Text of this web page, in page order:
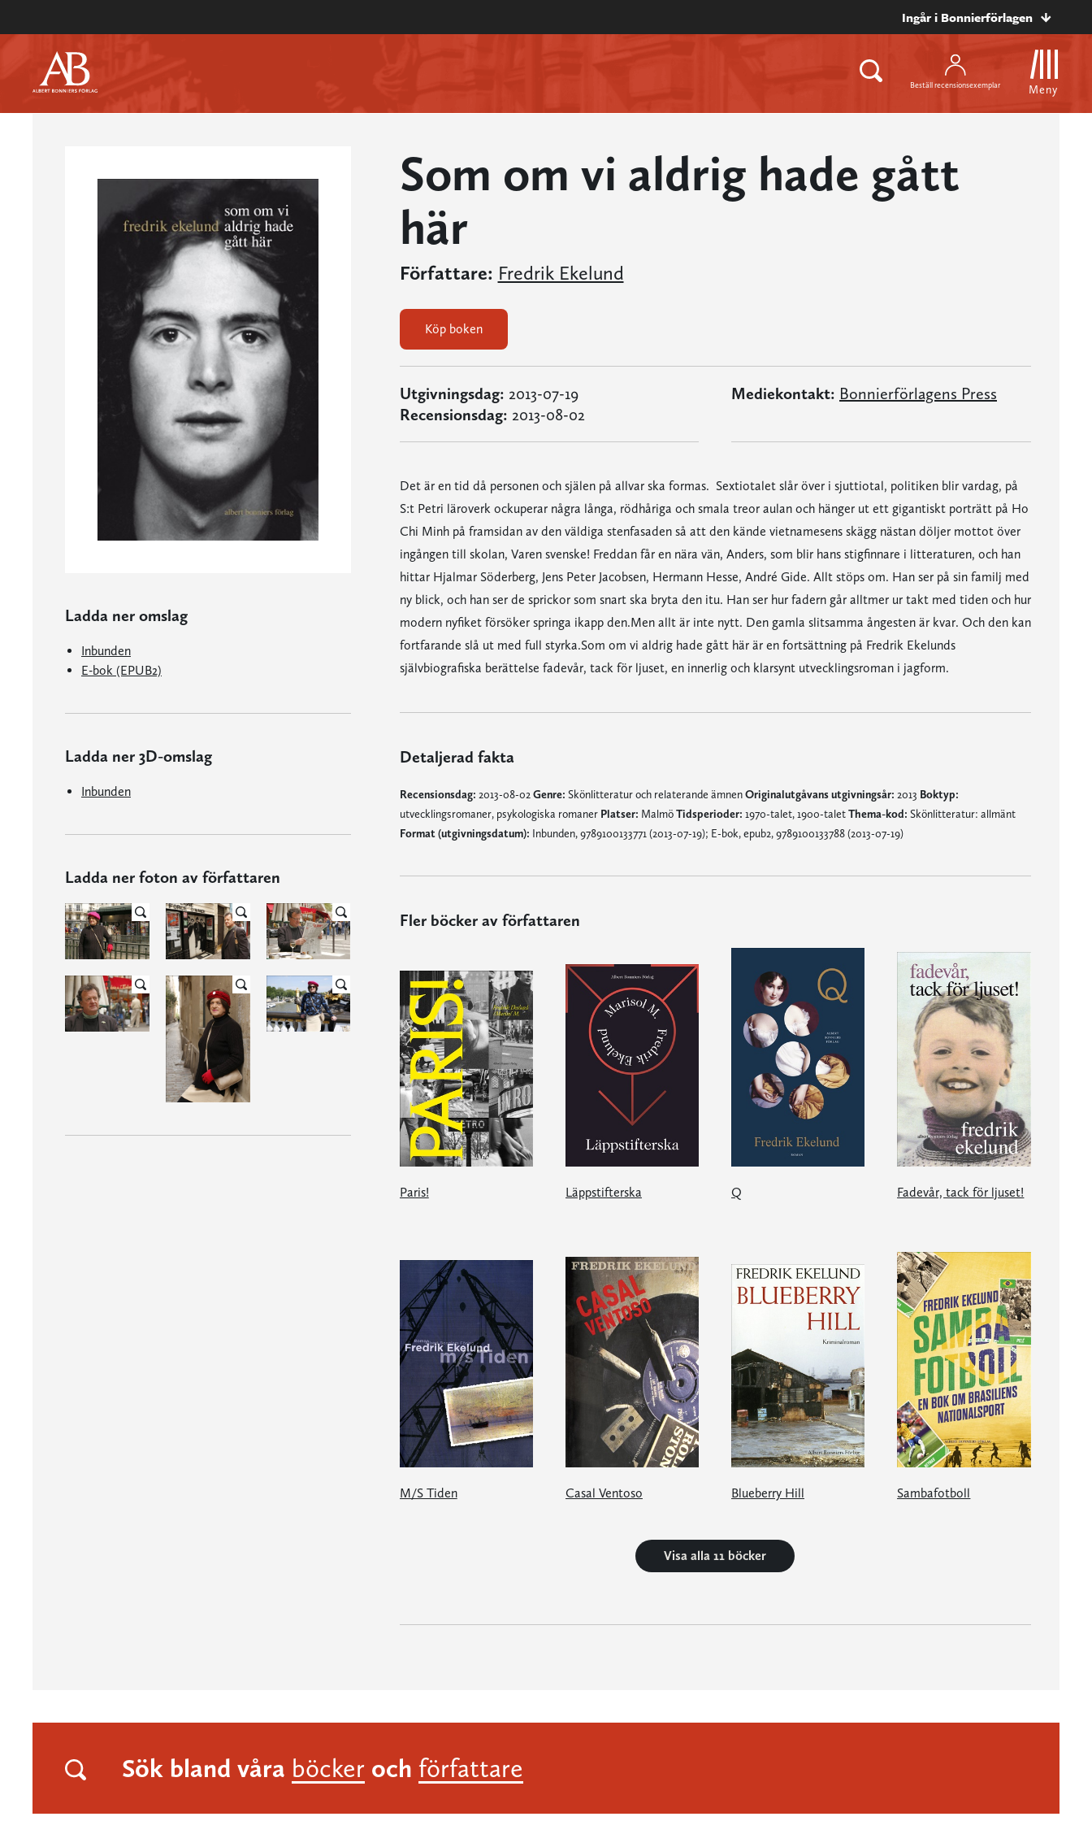
Ingår i Bonnierförlagen
Beställ recensionsexemplar Meny
Ladda ner omslag
Inbunden
E-bok (EPUB2)
Ladda ner 3D-omslag
Inbunden
Ladda ner foton av författaren
Som om vi aldrig hade gått
här
Författare: Fredrik Ekelund
Köp boken
Utgivningsdag: 2013-07-19
Recensionsdag: 2013-08-02
Mediekontakt: Bonnierförlagens Press
Det är en tid då personen och själen på allvar ska formas. Sextiotalet slår över i sjuttiotal, politiken blir vardag, på
S:t Petri läroverk ockuperar några långa, rödhåriga och smala treor aulan och hänger ut ett gigantiskt porträtt på Ho
Chi Minh på framsidan av den väldiga stenfasaden så att den kände vietnamesens skägg nästan döljer mottot över
ingången till skolan, Varen svenske! Freddan får en nära vän, Anders, som blir hans stigfinnare i litteraturen, och han
hittar Hjalmar Söderberg, Jens Peter Jacobsen, Hermann Hesse, André Gide. Allt stöps om. Han ser på sin familj med
ny blick, och han ser de sprickor som snart ska bryta den itu. Han ser hur fadern går alltmer ur takt med tiden och hur
modern nyfiket försöker springa ikapp den.Men allt är inte nytt. Den gamla slitsamma ångesten är kvar. Och den kan
fortfarande slå ut med full styrka.Som om vi aldrig hade gått här är en fortsättning på Fredrik Ekelunds
självbiografiska berättelse fadevår, tack för ljuset, en innerlig och klarsynt utvecklingsroman i jagform.
Detaljerad fakta
Recensionsdag: 2013-08-02 Genre: Skönlitteratur och relaterande ämnenOriginalutgåvans utgivningsår: 2013 Boktyp:
utvecklingsromaner, psykologiska romaner Platser: MalmöTidsperioder: 1970-talet, 1900-taletThema-kod: Skönlitteratur: allmänt
Format (utgivningsdatum): Inbunden, 9789100133771 (2013-07-19); E-bok, epub2, 9789100133788 (2013-07-19)
Fler böcker av författaren
Paris! Läppstifterska Q Fadevår, tack för ljuset!
M/S Tiden Casal Ventoso Blueberry Hill Sambafotboll
Visa alla 11 böcker
Sök bland våra böcker och författare